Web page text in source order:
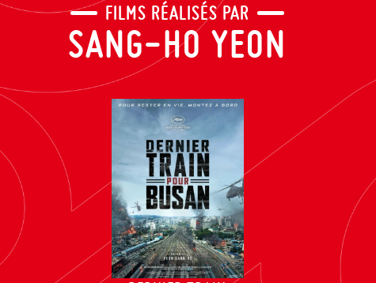
FILMS RÉALISÉS PAR
SANG-HO YEON